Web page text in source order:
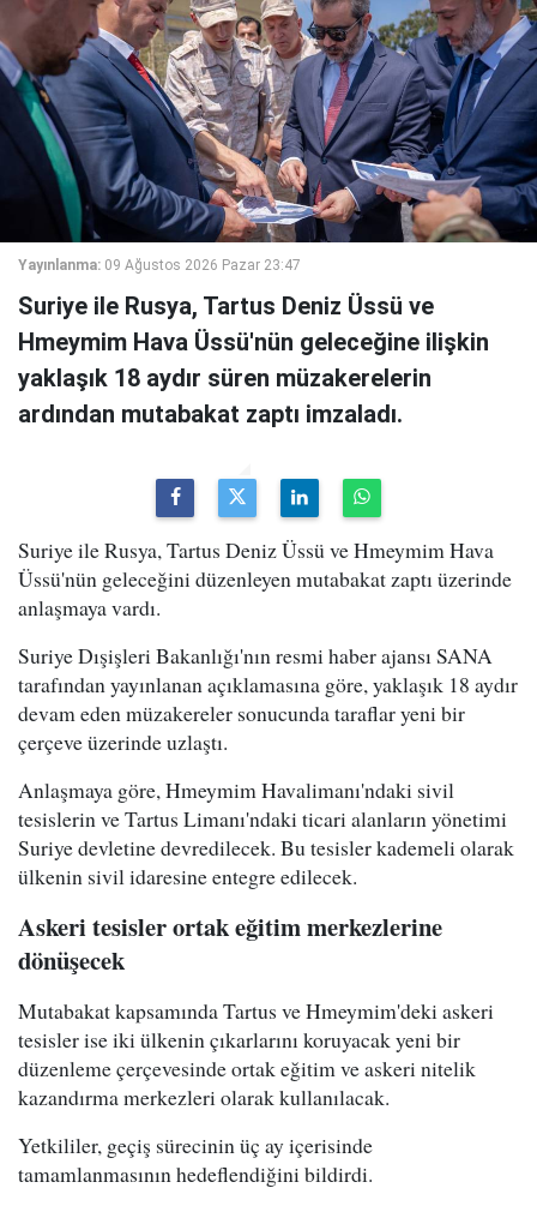
Yayınlanma: 09 Ağustos 2026 Pazar 23:47
Suriye ile Rusya, Tartus Deniz Üssü ve
Hmeymim Hava Üssü'nün geleceğine ilişkin
yaklaşık 18 aydır süren müzakerelerin
ardından mutabakat zaptı imzaladı.
Suriye ile Rusya, Tartus Deniz Üssü ve Hmeymim Hava
Üssü'nün geleceğini düzenleyen mutabakat zaptı üzerinde
anlaşmaya vardı.
Suriye Dışişleri Bakanlığı'nın resmi haber ajansı SANA
tarafından yayınlanan açıklamasına göre, yaklaşık 18 aydır
devam eden müzakereler sonucunda taraflar yeni bir
çerçeve üzerinde uzlaştı.
Anlaşmaya göre, Hmeymim Havalimanı'ndaki sivil
tesislerin ve Tartus Limanı'ndaki ticari alanların yönetimi
Suriye devletine devredilecek. Bu tesisler kademeli olarak
ülkenin sivil idaresine entegre edilecek.
Askeri tesisler ortak eğitim merkezlerine
dönüşecek
Mutabakat kapsamında Tartus ve Hmeymim'deki askeri
tesisler ise iki ülkenin çıkarlarını koruyacak yeni bir
düzenleme çerçevesinde ortak eğitim ve askeri nitelik
kazandırma merkezleri olarak kullanılacak.
Yetkililer, geçiş sürecinin üç ay içerisinde
tamamlanmasının hedeflendiğini bildirdi.